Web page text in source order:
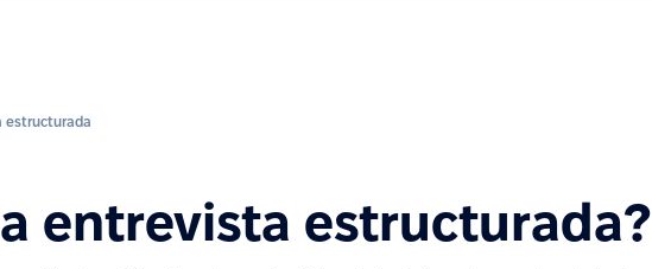
estructurada
entrevista estructurada?